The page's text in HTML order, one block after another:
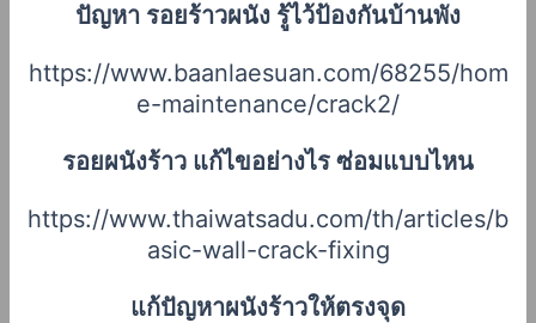
ปัญหา รอยร้าวผนัง รู้ไว้ป้องกันบ้านพัง
https://www.baanlaesuan.com/68255/hom
e-maintenance/crack2/
รอยผนังร้าว แก้ไขอย่างไร ซ่อมแบบไหน
https://www.thaiwatsadu.com/th/articles/b
asic-wall-crack-fixing
แก้ปัญหาผนังร้าวให้ตรงจุด